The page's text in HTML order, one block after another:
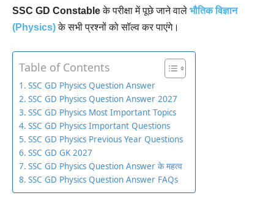
SSC GD Constableके परीक्षा में पूछे जाने वाले भौतिक विज्ञान
(Physics)के सभी प्रश्नों को सॉल्व कर पाएंगे।
Table of Contents
SSC GD Physics Question Answer
SSC GD Physics Question Answer 2027
SSC GD Physics Most Important Topics
SSC GD Physics Important Questions
SSC GD Physics Previous Year Questions
SSC GD GK 2027
SSC GD Physics Question Answer के महत्व
SSC GD Physics Question Answer FAQs